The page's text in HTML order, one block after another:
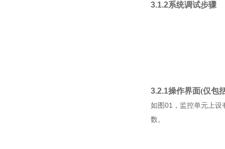
3.1.2系统调试步骤
3.2.1操作界面(仅包
如 图 01 ，监控单元上
数。